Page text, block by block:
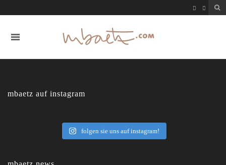
mbaetz auf instagram
folgen sie uns auf instagram!